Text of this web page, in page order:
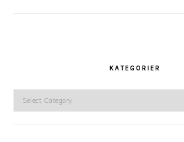
KATEGORIER
Kategorier